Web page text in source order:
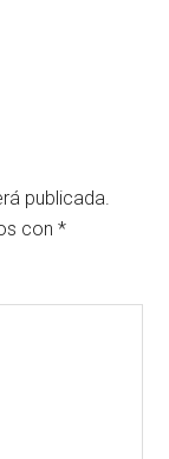
publicada.
con*